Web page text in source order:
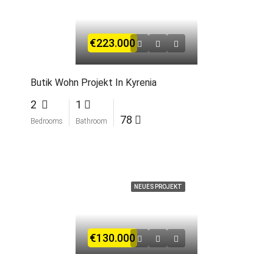
€223.000
Butik Wohn Projekt In Kyrenia
2
Bedrooms
1
Bathroom 78
NEUES PROJEKT
€130.000